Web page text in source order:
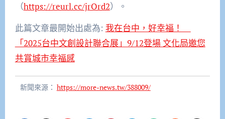
（https://reurl.cc/jrOrd2）。
此篇文章最開始出處為: 我在台中，好幸福！
「2025台中文創設計聯合展」9/12登場 文化局邀您
共賞城市幸福感
新聞來源： https://more-news.tw/388009/